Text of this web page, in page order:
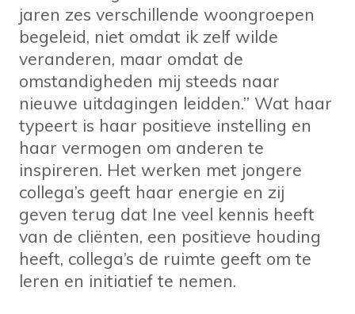
jaren zes verschillende woongroepen
begeleid, niet omdat ik zelf wilde
veranderen, maar omdat de
omstandigheden mij steeds naar
nieuwe uitdagingen leidden.” Wat haar
typeert is haar positieve instelling en
haar vermogen om anderen te
inspireren. Het werken met jongere
collega’s geeft haar energie en zij
geven terug dat Ine veel kennis heeft
van de cliënten, een positieve houding
heeft, collega’s de ruimte geeft om te
leren en initiatief te nemen.